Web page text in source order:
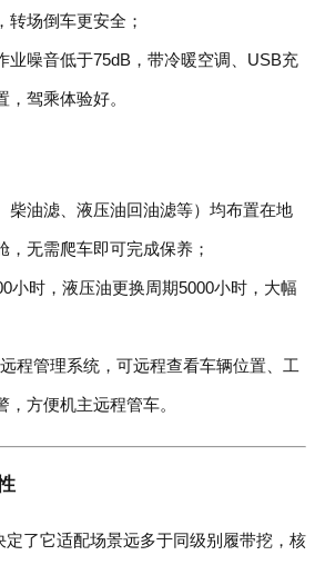
转场倒车更安全；
业噪音低于75dB，带冷暖空调、USB充
驾乘体验好。
柴油滤、液压油回油滤等）均布置在地
无需爬车即可完成保养；
小时，液压油更换周期5000小时，大幅
程管理系统，可远程查看车辆位置、工
方便机主远程管车。
定了它适配场景远多于同级别履带挖，核